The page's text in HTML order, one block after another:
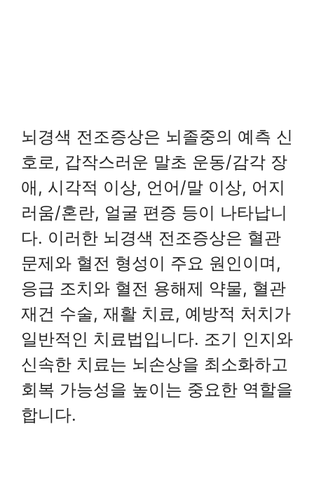
뇌경색 전조증상은 뇌졸중의 예측 신
호로, 갑작스러운 말초 운동/감각 장
애, 시각적 이상, 언어/말 이상, 어지
러움/혼란, 얼굴 편증 등이 나타납니
다. 이러한 뇌경색 전조증상은 혈관
문제와 혈전 형성이 주요 원인이며,
응급 조치와 혈전 용해제 약물, 혈관
재건 수술, 재활 치료, 예방적 처치가
일반적인 치료법입니다. 조기 인지와
신속한 치료는 뇌손상을 최소화하고
회복 가능성을 높이는 중요한 역할을
합니다.